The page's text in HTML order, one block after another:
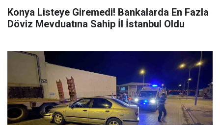
Konya Listeye Giremedi! Bankalarda En Fazla
Döviz Mevduatına Sahip İl İstanbul Oldu